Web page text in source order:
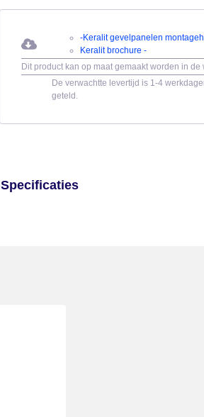
-Keralit gevelpanelen
Keralit brochure -
Dit product kan op maat gemaakt worden in de
De verwachtte levertijd is 1-4
geteld.
Specificaties